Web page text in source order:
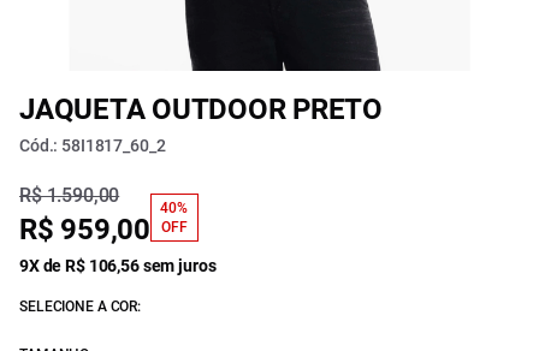
JAQUETA OUTDOOR PRETO
Cód.: 58I1817_60_2
R$ 1.590,00
R$ 959,00
40%
OFF
9X de R$ 106,56 sem juros
SELECIONE A COR: